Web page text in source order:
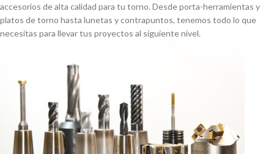
accesorios de alta calidad para tu torno. Desde porta-herramientas y
platos de torno hasta lunetas y contrapuntos, tenemos todo lo que
necesitas para llevar tus proyectos al siguiente nivel.